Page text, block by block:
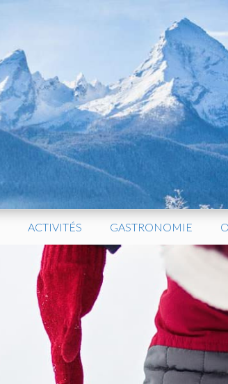
ACTIVITÉS GASTRONOMIE